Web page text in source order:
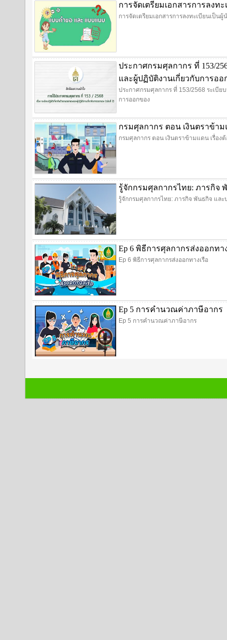
การจัดเตรียมเอกสารการลงท
การจัดเตรียมเอกสารการลงทะเบียนเป็นผู้
ประกาศกรมศุลกากร ที่ 153/
และผู้ปฏิบัติงานเกี่ยวกับการออ
ประกาศกรมศุลกากร ที่ 153/2568 ระเบี
การออกของ
กรมศุลกากร ตอน เงินตราข้า
กรมศุลกากร ตอน เงินตราข้ามแดน เรื่อง
รู้จักกรมศุลกากรไทย: ภารกิจ
รู้จักกรมศุลกากรไทย: ภารกิจ พันธกิจ แล
Ep 6 พิธีการศุลกากรส่งออกทา
Ep 6 พิธีการศุลกากรส่งออกทางเรือ
Ep 5 การคำนวณค่าภาษีอากร
Ep 5 การคำนวณค่าภาษีอากร